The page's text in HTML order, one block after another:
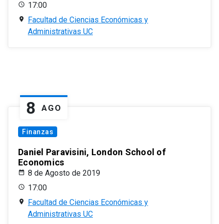
17:00
Facultad de Ciencias Económicas y
Administrativas UC
8 AGO
Finanzas
Daniel Paravisini, London School of
Economics
8 de Agosto de 2019
17:00
Facultad de Ciencias Económicas y
Administrativas UC